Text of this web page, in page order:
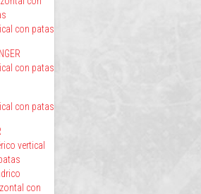
con patas
con patas
con patas
vertical
con